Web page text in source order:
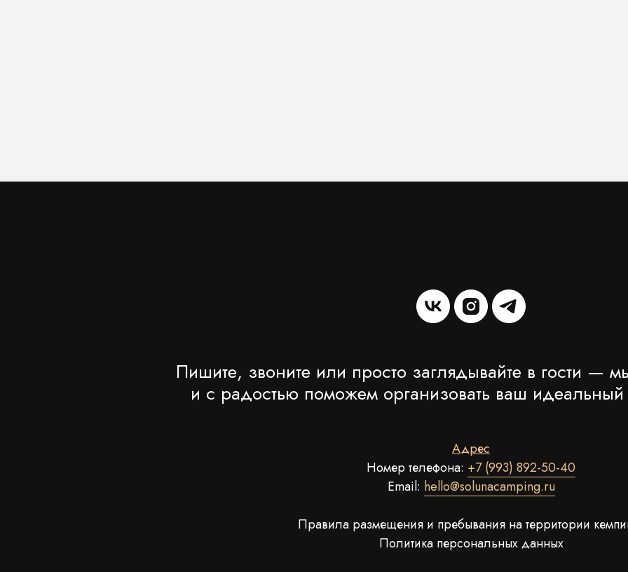
Пишите, звоните или просто заглядывайте в гости —
и с радостью поможем организовать ваш идеальный
Адрес
Номер телефона: +7 (993) 892-50-40
Email: hello@solunacamping.ru
Правила размещения и пребывания на территории
Политика персональных данных